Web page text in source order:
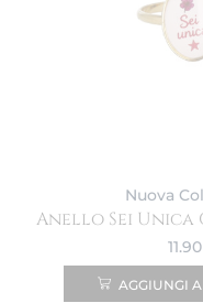
Nuova
Anello Sei
11.90
AGGIUNGI